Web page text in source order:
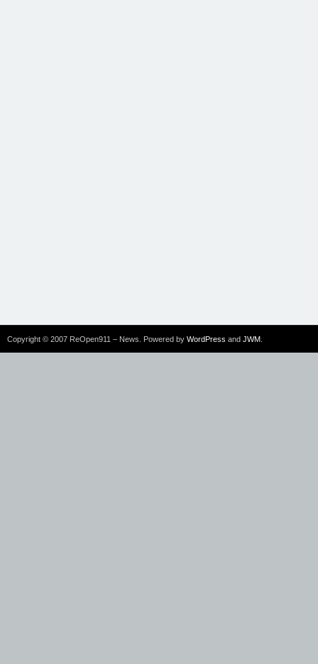
Copyright © 2007 ReOpen911 – News. Powered by WordPress and JWM